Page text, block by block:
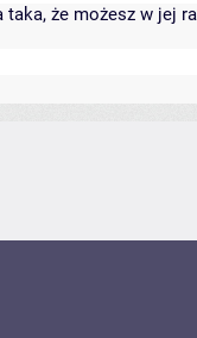
że możesz w jej